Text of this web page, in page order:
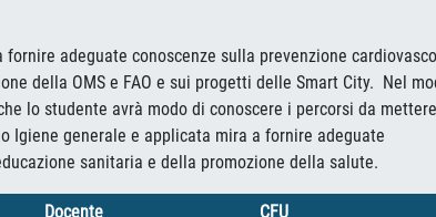
adeguate conoscenze sulla prevenzione
della OMS e FAO e sui progetti delle Smart City. Nel
lo studente avrà modo di conoscere i percorsi da
Igiene generale e applicata mira a fornire adeguate
sanitaria e della promozione della salute.
Docente
CFU